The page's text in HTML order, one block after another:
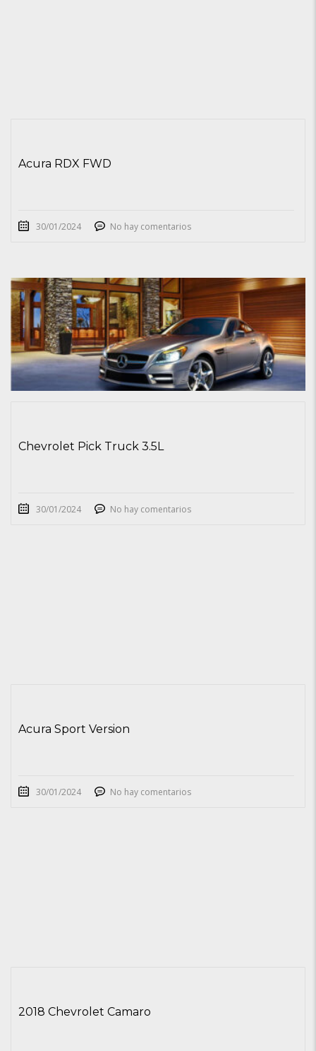
Acura RDX FWD
30/01/2024 No hay comentarios
Chevrolet Pick Truck 3.5L
30/01/2024 No hay comentarios
Acura Sport Version
30/01/2024 No hay comentarios
2018 Chevrolet Camaro